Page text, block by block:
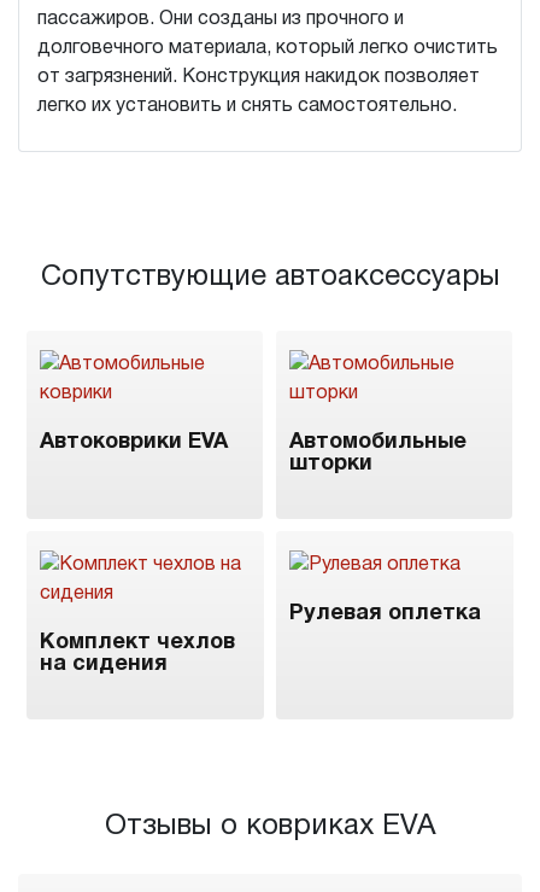
пассажиров. Они созданы из прочного и
долговечного материала, который легко очистить
от загрязнений. Конструкция накидок позволяет
легко их установить и снять самостоятельно.
Сопутствующие автоаксессуары
Автоковрики EVA
Автомобильные
шторки
Комплект чехлов
на сидения
Рулевая оплетка
Отзывы о ковриках EVA